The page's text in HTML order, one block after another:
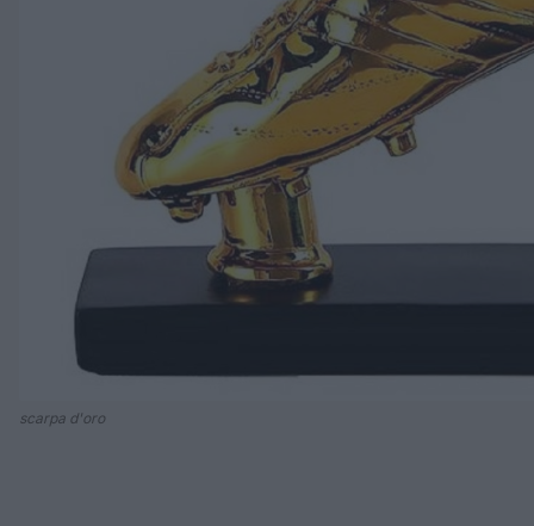
scarpa d'oro